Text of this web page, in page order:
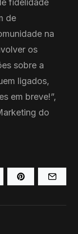
fidelidade
de
na
os
sobre a
ligados,
em breve!”,
do